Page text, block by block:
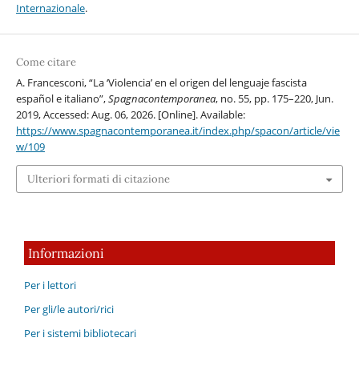
Internazionale.
Come citare
A. Francesconi, “La ‘Violencia’ en el origen del lenguaje fascista
español e italiano”,Spagnacontemporanea, no. 55, pp. 175–220, Jun.
2019, Accessed: Aug. 06, 2026. [Online]. Available:
https://www.spagnacontemporanea.it/index.php/spacon/article/vie
w/109
Ulteriori formati di citazione
Informazioni
Per i lettori
Per gli/le autori/rici
Per i sistemi bibliotecari